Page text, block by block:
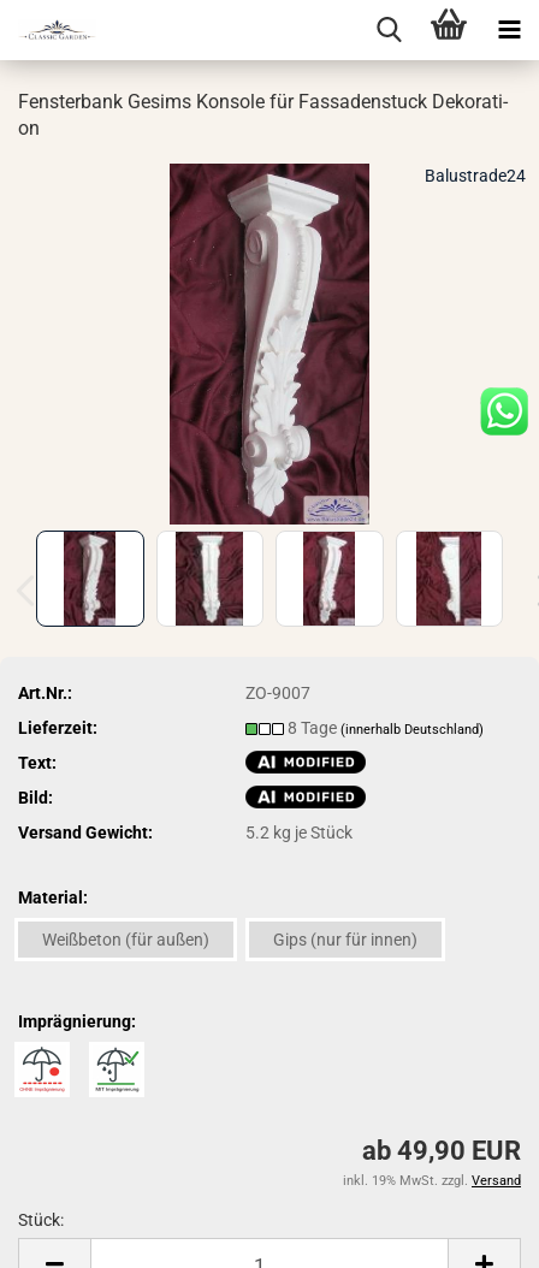
Fens­ter­bank Ge­sims Kon­so­le für Fas­sa­den­stuck De­ko­ra­ti­
on
Balustrade24
Art.Nr.:
ZO-9007
Lieferzeit:
8 Tage(innerhalb Deutschland)
Text:
Bild:
Versand Gewicht:
5.2 kg je Stück
Material:
Weißbeton (für außen) Gips (nur für innen)
Imprägnierung:
ab 49,90 EUR
inkl. 19% MwSt. zzgl. Versand
Stück: